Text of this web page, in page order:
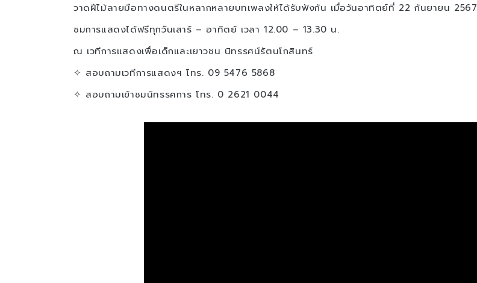
วาดฝีไม้ลายมือทางดนตรีในหลากหลายบทเพลงให้ได้รับฟังกัน เมื่อวันอาทิตย์ที่ 22 กันยายน 2567
ชมการแสดงได้ฟรีทุกวันเสาร์ – อาทิตย์ เวลา 12.00 – 13.30 น.
ณ เวทีการแสดงเพื่อเด็กและเยาวชน นิทรรศน์รัตนโกสินทร์
✧ สอบถามเวทีการแสดงฯ โทร. 09 5476 5868
✧ สอบถามเข้าชมนิทรรศการ โทร. 0 2621 0044